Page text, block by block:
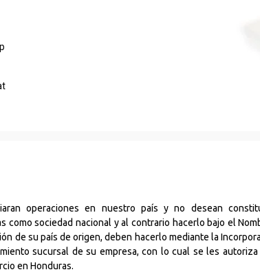
operaciones en nuestro país y no desean
como sociedad nacional y al contrario hacerlo bajo el
de su país de origen, deben hacerlo mediante la
sucursal de su empresa, con lo cual se les autoriza
en Honduras.